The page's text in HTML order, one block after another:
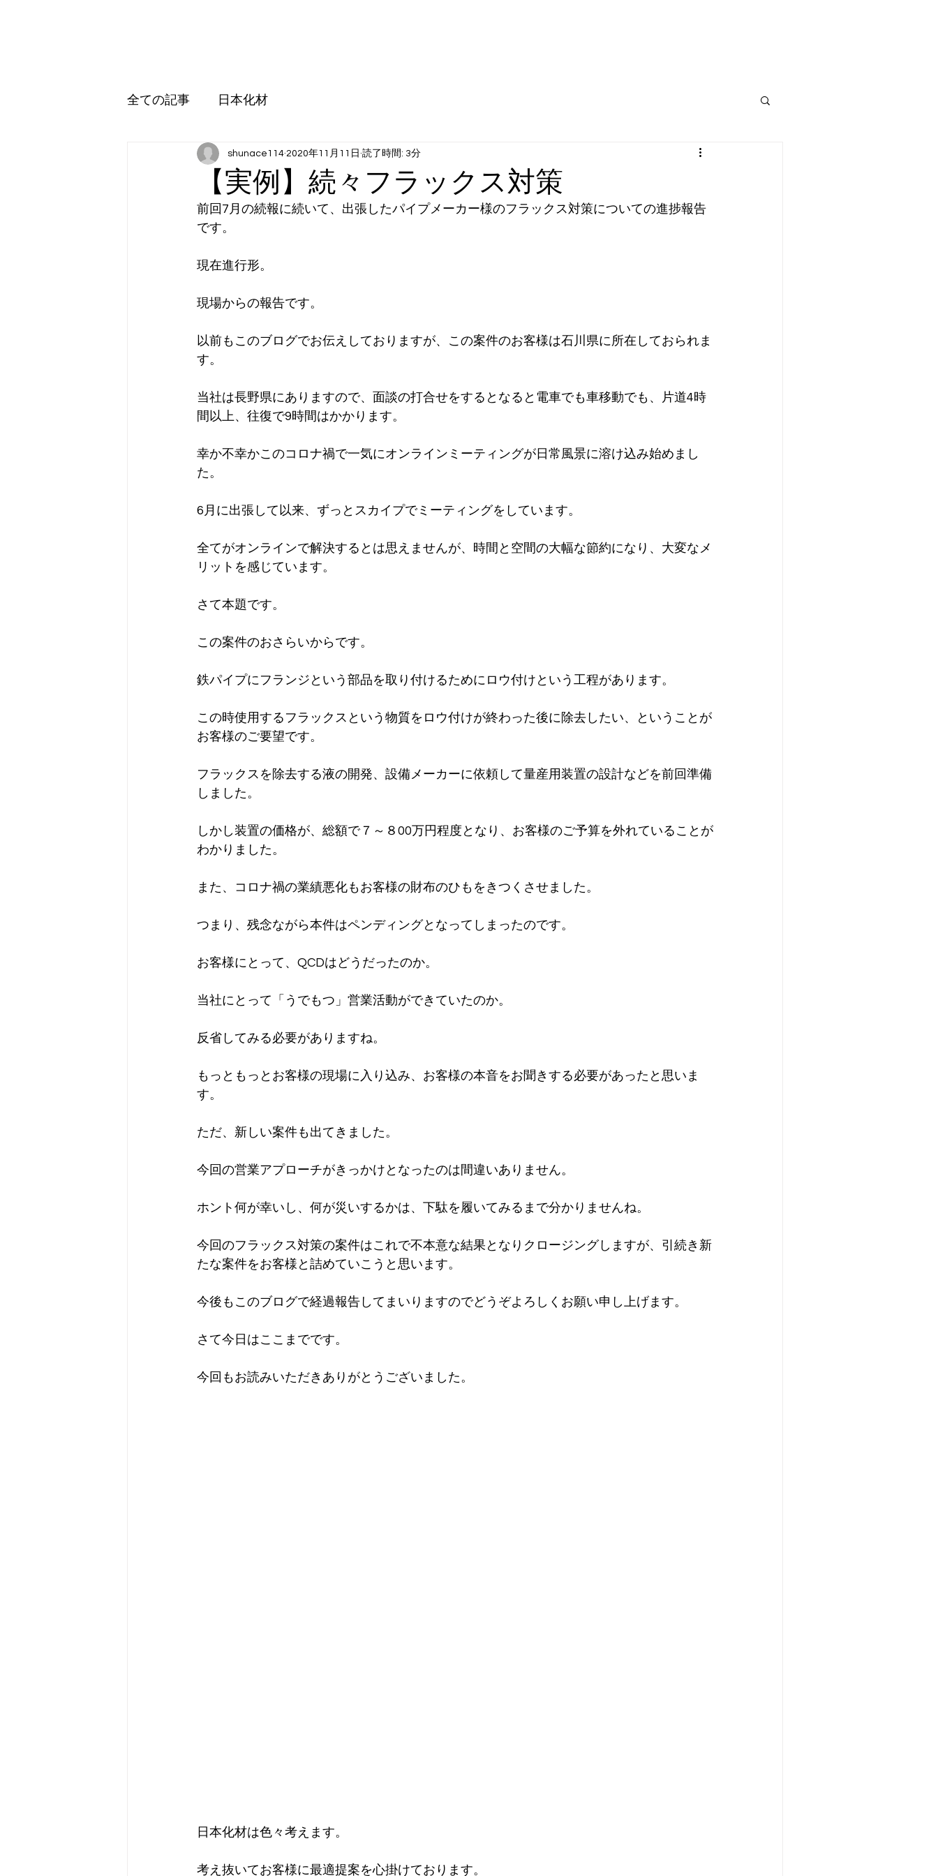
全ての記事 日本化材
【実例】続々フラックス対策
shunace114 2020年11月11日 読了時間: 3分
前回7月の続報に続いて、出張したパイプメーカー様のフラックス対策についての進捗報告
です。
現在進行形。
現場からの報告です。
以前もこのブログでお伝えしておりますが、この案件のお客様は石川県に所在しておられま
す。
当社は長野県にありますので、面談の打合せをするとなると電車でも車移動でも、片道4時
間以上、往復で9時間はかかります。
幸か不幸かこのコロナ禍で一気にオンラインミーティングが日常風景に溶け込み始めまし
た。
6月に出張して以来、ずっとスカイプでミーティングをしています。
全てがオンラインで解決するとは思えませんが、時間と空間の大幅な節約になり、大変なメ
リットを感じています。
さて本題です。
この案件のおさらいからです。
鉄パイプにフランジという部品を取り付けるためにロウ付けという工程があります。
この時使用するフラックスという物質をロウ付けが終わった後に除去したい、ということが
お客様のご要望です。
フラックスを除去する液の開発、設備メーカーに依頼して量産用装置の設計などを前回準備
しました。
しかし装置の価格が、総額で７～８00万円程度となり、お客様のご予算を外れていることが
わかりました。
また、コロナ禍の業績悪化もお客様の財布のひもをきつくさせました。
つまり、残念ながら本件はペンディングとなってしまったのです。
お客様にとって、QCDはどうだったのか。
当社にとって「うでもつ」営業活動ができていたのか。
反省してみる必要がありますね。
もっともっとお客様の現場に入り込み、お客様の本音をお聞きする必要があったと思いま
す。
ただ、新しい案件も出てきました。
今回の営業アプローチがきっかけとなったのは間違いありません。
ホント何が幸いし、何が災いするかは、下駄を履いてみるまで分かりませんね。
今回のフラックス対策の案件はこれで不本意な結果となりクロージングしますが、引続き新
たな案件をお客様と詰めていこうと思います。
今後もこのブログで経過報告してまいりますのでどうぞよろしくお願い申し上げます。
さて今日はここまでです。
今回もお読みいただきありがとうございました。
日本化材は色々考えます。
考え抜いてお客様に最適提案を心掛けております。